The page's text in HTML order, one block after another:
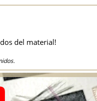
73.556 VES
del material!